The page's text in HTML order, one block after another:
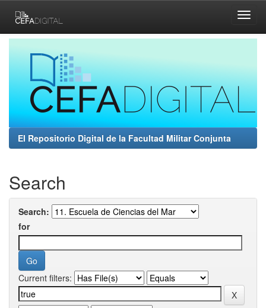
navigation
El Repositorio Digital de la Facultad Militar Conjunta
Search
Search:
for
Current filters: